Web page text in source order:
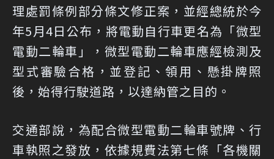
理處罰條例部分條文修正案，並經總統於今
年5月4日公布，將電動自行車更名為「微型
電動二輪車」，微型電動二輪車應經檢測及
型式審驗合格，並登記、領用、懸掛牌照
後，始得行駛道路，以達納管之目的。
交通部說，為配合微型電動二輪車號牌、行
車執照之發放，依據規費法第七條「各機關